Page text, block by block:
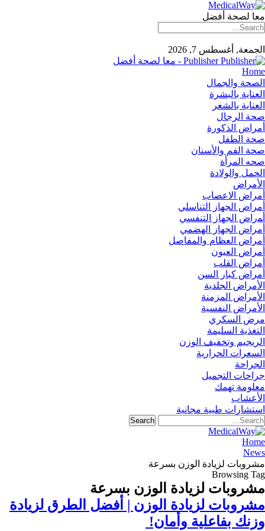
معا لصحة أفضل
الجمعة, أغسطس 7, 2026
Publisher - معا لصحة أفضل
Home
الصحة والجمال
العناية بالبشرة
العناية بالشعر
صحة الرجال
أمراض الذكورة
صحة الطفل
صحة الفم والأسنان
صحه المرأة
الحمل والولادة
الأمراض
أمراض الاعصاب
أمراض الجهاز التناسلي
أﻤراض اﻟﺠﻬﺎز اﻟﺘﻨﻔﺴﻲ
أمراض الجهاز الهضمي
أمراض العظام والمفاصل
أمراض العيون
أمراض القلب
أمراض كبار السن
الأمراض الجلدية
الأمراض المزمنة
الأمراض النفسية
مرض السكري
التغذية السليمة
الريجيم وتخفيف الوزن
السعرات الحرارية
الجراحة
جراحات التجميل
معلومة تهمك
الأعشاب
استشارات طبية مجانية
Home
News
مشروبات لزيادة الوزن بسرعة
Browsing Tag
مشروبات لزيادة الوزن بسرعة
مشروبات لزيادة الوزن | أفضل الطرق لزيادة
وزنك بفاعلية وأمان!